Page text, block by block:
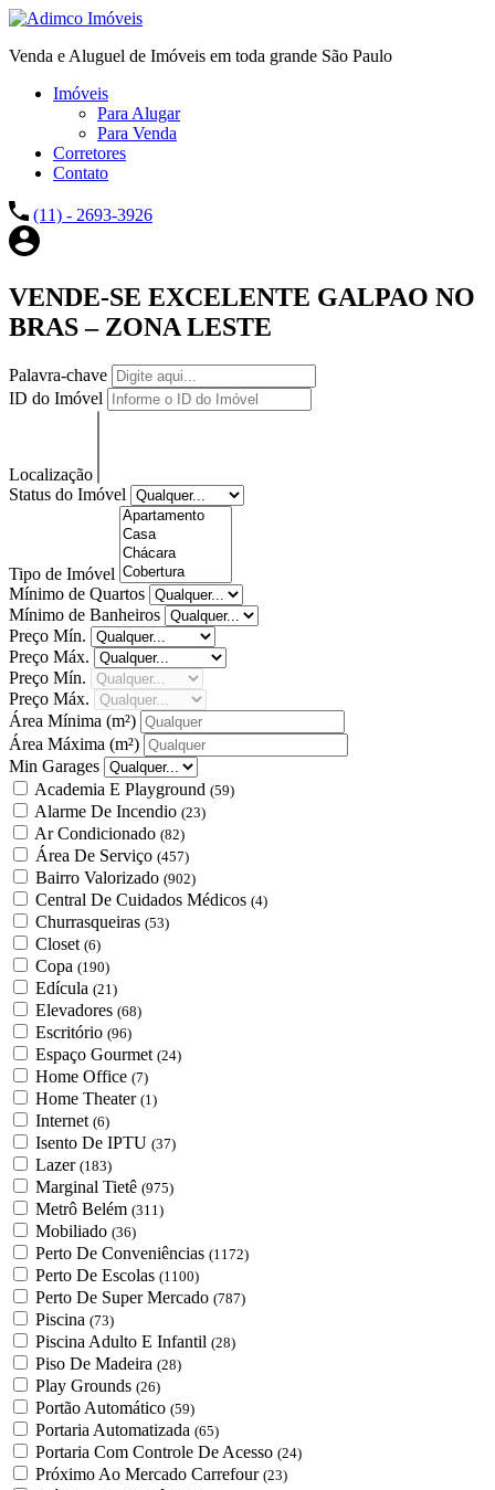
Venda e Aluguel de Imóveis em toda grande São Paulo
Imóveis
Para Alugar
Para Venda
Corretores
Contato
(11) - 2693-3926
VENDE-SE EXCELENTE GALPAO NO
BRAS – ZONA LESTE
Palavra-chave
ID do Imóvel
Localização
Status do Imóvel
Tipo de Imóvel
Mínimo de Quartos
Mínimo de Banheiros
Preço Mín.
Preço Máx.
Preço Mín.
Preço Máx.
Área Mínima (m²)
Área Máxima (m²)
Min Garages
Academia E Playground (59)
Alarme De Incendio (23)
Ar Condicionado (82)
Área De Serviço (457)
Bairro Valorizado (902)
Central De Cuidados Médicos (4)
Churrasqueiras (53)
Closet (6)
Copa (190)
Edícula (21)
Elevadores (68)
Escritório (96)
Espaço Gourmet (24)
Home Office (7)
Home Theater (1)
Internet (6)
Isento De IPTU (37)
Lazer (183)
Marginal Tietê (975)
Metrô Belém (311)
Mobiliado (36)
Perto De Conveniências (1172)
Perto De Escolas (1100)
Perto De Super Mercado (787)
Piscina (73)
Piscina Adulto E Infantil (28)
Piso De Madeira (28)
Play Grounds (26)
Portão Automático (59)
Portaria Automatizada (65)
Portaria Com Controle De Acesso (24)
Próximo Ao Mercado Carrefour (23)